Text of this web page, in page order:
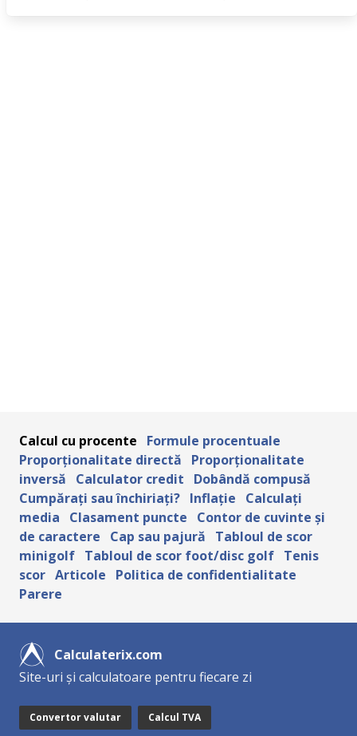
Calcul cu procente
Formule procentuale
Proporționalitate directă
Proporționalitate
inversă
Calculator credit
Dobândă compusă
Cumpărați sau închiriați? Inflație
Calculați
media
Clasament puncte
Contor de cuvinte și
de caractere
Cap sau pajură
Tabloul de scor
minigolf Tabloul de scor foot/disc golf Tenis
scor Articole
Politica de confidentialitate
Parere
Calculaterix.com
Site-uri și calculatoare pentru fiecare zi
Convertor valutar Calcul TVA